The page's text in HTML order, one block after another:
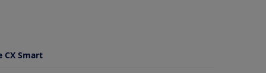
CX Smart